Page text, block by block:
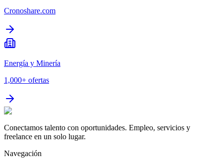
Cronoshare.com
Energía y Minería
1,000+ ofertas
Conectamos talento con oportunidades. Empleo, servicios y
freelance en un solo lugar.
Navegación